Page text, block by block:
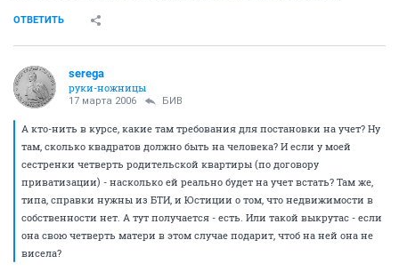
ОТВЕТИТЬ
serega
руки-ножницы
17 марта 2006 БИВ
А кто-нить в курсе, какие там требования для постановки на учет? Ну
там, сколько квадратов должно быть на человека? И если у моей
сестренки четверть родительской квартиры (по договору
приватизации) - насколько ей реально будет на учет встать? Там же,
типа, справки нужны из БТИ, и Юстиции о том, что недвижимости в
собственности нет. А тут получается - есть. Или такой выкрутас - если
она свою четверть матери в этом случае подарит, чтоб на ней она не
висела?